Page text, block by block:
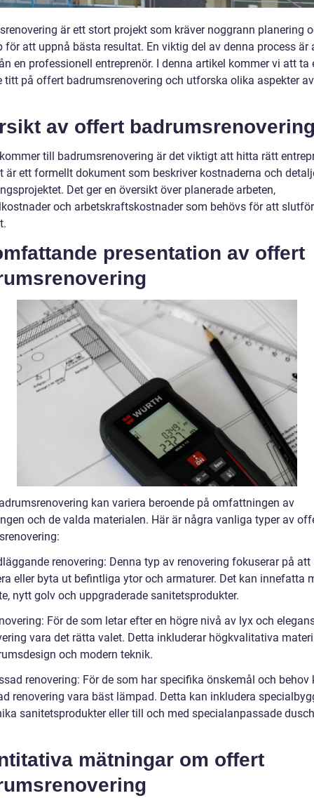
är ett stort projekt som kräver noggrann planering
för att uppnå bästa resultat. En viktig del av denna process är
en professionell entreprenör. I denna artikel kommer vi att ta
titt på offert badrumsrenovering och utforska olika aspekter
av offert
till badrumsrenovering är det viktigt att hitta rätt
är ett formellt dokument som beskriver kostnaderna och
Det ger en översikt över planerade arbeten,
och arbetskraftskostnader som behövs för att
presentation av offert
kan variera beroende på omfattningen av
och de valda materialen. Här är några vanliga typer av
renovering: Denna typ av renovering fokuserar på att
eller byta ut befintliga ytor och armaturer. Det kan innefatta
nytt golv och uppgraderade sanitetsprodukter.
För de som letar efter en högre nivå av lyx och
vara det rätta valet. Detta inkluderar högkvalitativa
och modern teknik.
renovering: För de som har specifika önskemål och behov
renovering vara bäst lämpad. Detta kan inkludera
sanitetsprodukter eller till och med specialanpassade
mätningar om offert